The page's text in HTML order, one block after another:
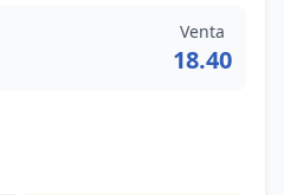
Venta
18.40